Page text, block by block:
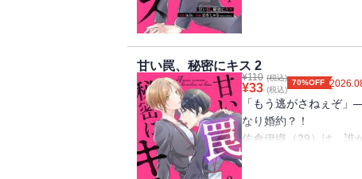
きだけど」トラウマを
社内溺愛ラブストーリ
甘い罠、秘密にキス 2
¥110 (税込)
¥33 (税込)
70%OFF
「もう逃がさねぇぞ
なり婚約？！
佐倉伊織（29）は、誰
女にモテまくる。過去